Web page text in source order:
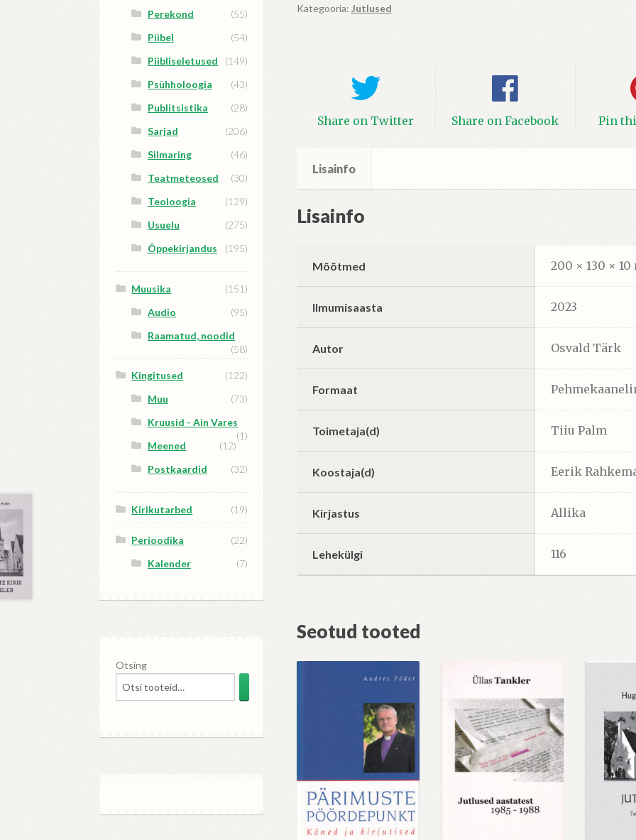
Kategooria: Jutlused
Share on Twitter Share on Facebook Pin
Lisainfo
Lisainfo
Mõõtmed 200 × 130 × 10
Ilmumisaasta 2023
Autor Osvald Tärk
Formaat
Toimetaja(d) Tiiu Palm
Koostaja(d) Eerik
Kirjastus Allika
Lehekülgi 116
Seotud tooted
Perekond
(55)
Piibel
(54)
Piibliseletused
(149)
Psühholoogia
(43)
Publitsistika
(28)
Sarjad
(206)
Silmaring
(46)
Teatmeteosed
(30)
Teoloogia
(129)
Usuelu
(275)
Õppekirjandus
(195)
Muusika
(151)
Audio
(95)
Raamatud, noodid
(58)
Kingitused
(122)
Muu
(73)
Kruusid - Ain Vares
(1)
Meened
(12)
Postkaardid
(32)
Kirikutarbed (19)
Perioodika
(22)
Kalender
(7)
Otsing